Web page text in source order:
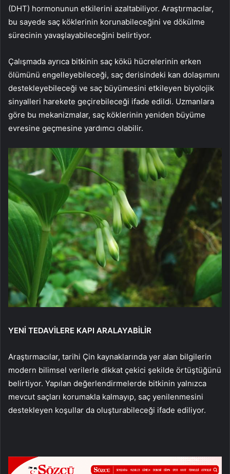
(DHT) hormonunun etkilerini azaltabiliyor. Araştırmacılar,
bu sayede saç köklerinin korunabileceğini ve dökülme
sürecinin yavaşlayabileceğini belirtiyor.
Çalışmada ayrıca bitkinin saç kökü hücrelerinin erken
ölümünü engelleyebileceği, saç derisindeki kan dolaşımını
destekleyebileceği ve saç büyümesini etkileyen biyolojik
sinyalleri harekete geçirebileceği ifade edildi. Uzmanlara
göre bu mekanizmalar, saç köklerinin yeniden büyüme
evresine geçmesine yardımcı olabilir.
YENİ TEDAVİLERE KAPI ARALAYABİLİR
Araştırmacılar, tarihi Çin kaynaklarında yer alan bilgilerin
modern bilimsel verilerle dikkat çekici şekilde örtüştüğünü
belirtiyor. Yapılan değerlendirmelerde bitkinin yalnızca
mevcut saçları korumakla kalmayıp, saç yenilenmesini
destekleyen koşullar da oluşturabileceği ifade ediliyor.